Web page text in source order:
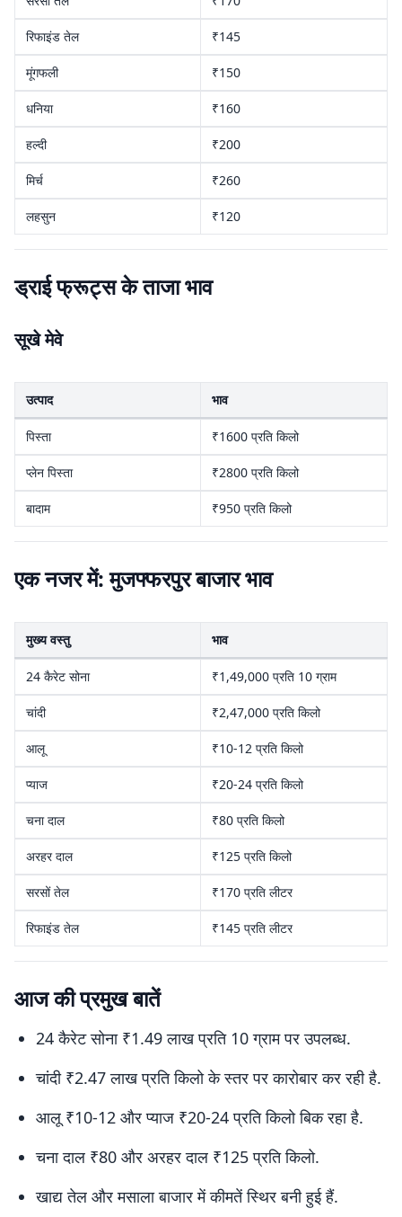
रिफाइंड तेल ₹145
मूंगफली ₹150
धनिया ₹160
हल्दी ₹200
मिर्च ₹260
लहसुन ₹120
ड्राई फ्रूट्स के ताजा भाव
सूखे मेवे
उत्पाद भाव
पिस्ता ₹1600 प्रति किलो
प्लेन पिस्ता ₹2800 प्रति किलो
बादाम ₹950 प्रति किलो
एक नजर में: मुजफ्फरपुर बाजार भाव
मुख्य वस्तु भाव
24 कैरेट सोना ₹1,49,000 प्रति 10 ग्राम
चांदी ₹2,47,000 प्रति किलो
आलू ₹10-12 प्रति किलो
प्याज ₹20-24 प्रति किलो
चना दाल ₹80 प्रति किलो
अरहर दाल ₹125 प्रति किलो
सरसों तेल ₹170 प्रति लीटर
रिफाइंड तेल ₹145 प्रति लीटर
आज की प्रमुख बातें
24 कैरेट सोना ₹1.49 लाख प्रति 10 ग्राम पर उपलब्ध.
चांदी ₹2.47 लाख प्रति किलो के स्तर पर कारोबार कर रही है.
आलू ₹10-12 और प्याज ₹20-24 प्रति किलो बिक रहा है.
चना दाल ₹80 और अरहर दाल ₹125 प्रति किलो.
खाद्य तेल और मसाला बाजार में कीमतें स्थिर बनी हुई हैं.